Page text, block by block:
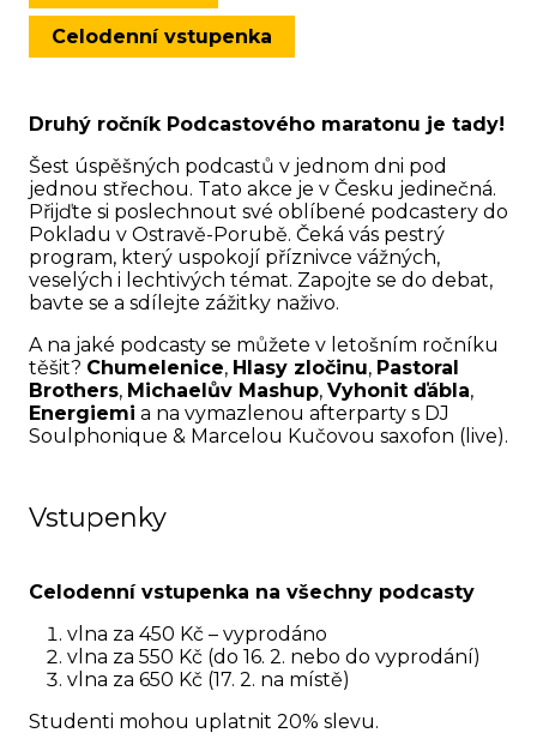
Celodenní vstupenka
Druhý ročník Podcastového maratonu je tady!
Šest úspěšných podcastů v jednom dni pod
jednou střechou. Tato akce je v Česku jedinečná.
Přijďte si poslechnout své oblíbené podcastery do
Pokladu v Ostravě-Porubě. Čeká vás pestrý
program, který uspokojí příznivce vážných,
veselých i lechtivých témat. Zapojte se do debat,
bavte se a sdílejte zážitky naživo.
A na jaké podcasty se můžete v letošním ročníku
těšit? Chumelenice, Hlasy zločinu, Pastoral
Brothers, Michaelův Mashup, Vyhonit ďábla,
Energiemi a na vymazlenou afterparty s DJ
Soulphonique & Marcelou Kučovou saxofon (live).
Vstupenky
Celodenní vstupenka na všechny podcasty
vlna za 450 Kč – vyprodáno
vlna za 550 Kč (do 16. 2. nebo do vyprodání)
vlna za 650 Kč (17. 2. na místě)
Studenti mohou uplatnit 20% slevu.